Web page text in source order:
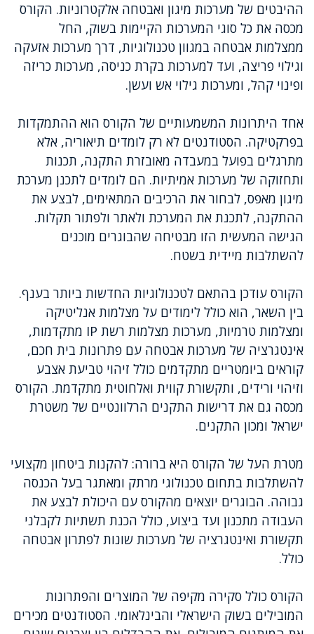
ההיבטים של מערכות מיגון ואבטחה אלקטרוניות. הקורס
מכסה את כל סוגי המערכות הקיימות בשוק, החל
ממצלמות אבטחה במגוון טכנולוגיות, דרך מערכות אזעקה
וגילוי פריצה, ועד למערכות בקרת כניסה, מערכות כריזה
ופינוי קהל, ומערכות גילוי אש ועשן.
אחד היתרונות המשמעותיים של הקורס הוא ההתמקדות
בפרקטיקה. הסטודנטים לא רק לומדים תיאוריה, אלא
מתרגלים בפועל במעבדה מאובזרת התקנה, תכנות
ותחזוקה של מערכות אמיתיות. הם לומדים לתכנן מערכת
מיגון מאפס, לבחור את הרכיבים המתאימים, לבצע את
ההתקנה, לתכנת את המערכת ולאתר ולפתור תקלות.
הגישה המעשית הזו מבטיחה שהבוגרים מוכנים
להשתלבות מיידית בשטח.
הקורס עודכן בהתאם לטכנולוגיות החדשות ביותר בענף.
בין השאר, הוא כולל לימודים על מצלמות אנליטיקה
ומצלמות טרמיות, מערכות מצלמות רשת IP מתקדמות,
אינטגרציה של מערכות אבטחה עם פתרונות בית חכם,
קוראים ביומטריים מתקדמים כולל זיהוי טביעת אצבע
וזיהוי ורידים, ותקשורת קווית ואלחוטית מתקדמת. הקורס
מכסה גם את דרישות התקנים הרלוונטיים של משטרת
ישראל ומכון התקנים.
מטרת העל של הקורס היא ברורה: להקנות ביטחון מקצועי
להשתלבות בתחום טכנולוגי מרתק ומאתגר בעל הכנסה
גבוהה. הבוגרים יוצאים מהקורס עם היכולת לבצע את
העבודה מתכנון ועד ביצוע, כולל הכנת תשתיות לקבלני
תקשורת ואינטגרציה של מערכות שונות לפתרון אבטחה
כולל.
הקורס כולל סקירה מקיפה של המוצרים והפתרונות
המובילים בשוק הישראלי והבינלאומי. הסטודנטים מכירים